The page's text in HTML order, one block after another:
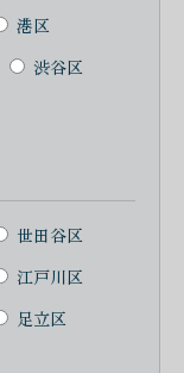
港区
渋谷区
世田谷区
江戸川区
足立区